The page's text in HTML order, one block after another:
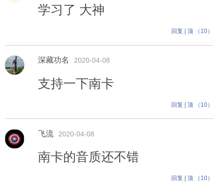
学习了 大神
回复 顶 （ 10）
深藏功名 2020-04-08
支持一下南卡
回复 | 顶 （ 10）
飞流 2020-04-08
南卡的音质还不错
回复 | 顶 （ 10）